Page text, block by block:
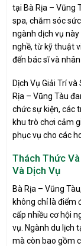
tại Bà Rịa – Vũng
spa, chăm sóc
ngành dịch vụ
nghề, từ kỹ thuật
đến bác sĩ và
Dịch Vụ Giải Trí
Rịa – Vũng Tàu
chức sự kiện, các
khu trò chơi cảm
phục vụ cho các
Thách Thức
Và Dịch Vụ
Bà Rịa – Vũng
không chỉ là điểm
cấp nhiều cơ hội
vụ. Ngành du lịch
mà còn bao gồm